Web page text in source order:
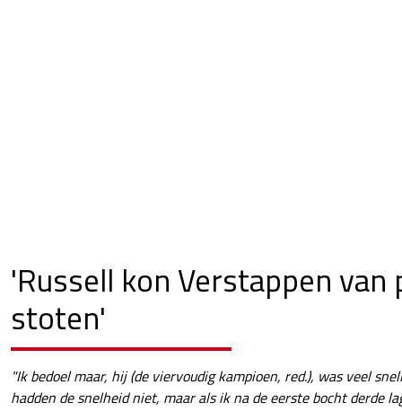
'Russell kon Verstappen van
stoten'
"Ik bedoel maar, hij (de viervoudig kampioen, red.), was veel
hadden de snelheid niet, maar als ik na de eerste bocht derde